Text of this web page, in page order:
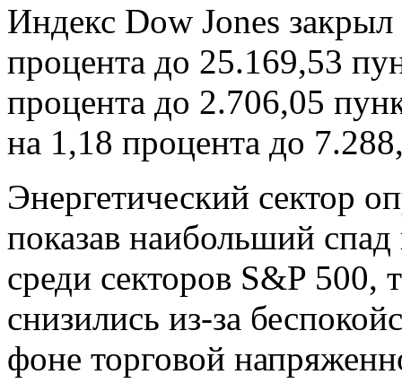
Индекс Dow Jones
процента до 25.169,53
процента до 2.706,05
на 1,18 процента до
Энергетический сектор
показав наибольший
среди секторов S&P 500,
снизились из-за
фоне торговой